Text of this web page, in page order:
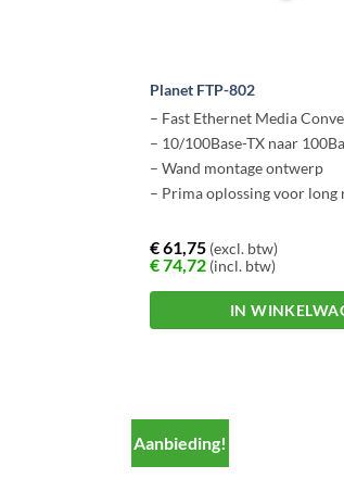
Planet FTP-802
– Fast Ethernet Media
– 10/100Base-TX naar
– Wand montage ontwerp
– Prima oplossing voor long
€61,75 (excl. btw)
€74,72 (incl. btw)
IN
Aanbieding!